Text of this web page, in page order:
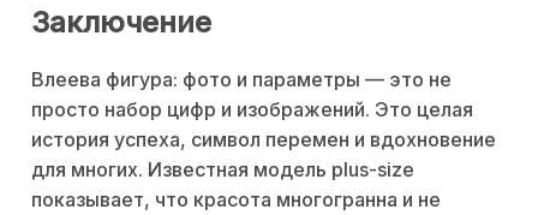
Заключение
Влеева фигура: фото и параметры — это не
просто набор цифр и изображений. Это целая
история успеха, символ перемен и вдохновение
для многих. Известная модель plus-size
показывает, что красота многогранна и не